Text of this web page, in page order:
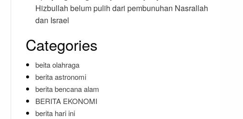
Hizbullah belum pulih dari pembunuhan Nasrallah
dan Israel
Categories
beita olahraga
berita astronomi
berita bencana alam
BERITA EKONOMI
berita hari ini